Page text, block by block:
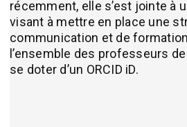
récemment, elle s’est jointe à
visant à mettre en place une
communication et de
l’ensemble des professeurs
se doter d’un ORCID iD.